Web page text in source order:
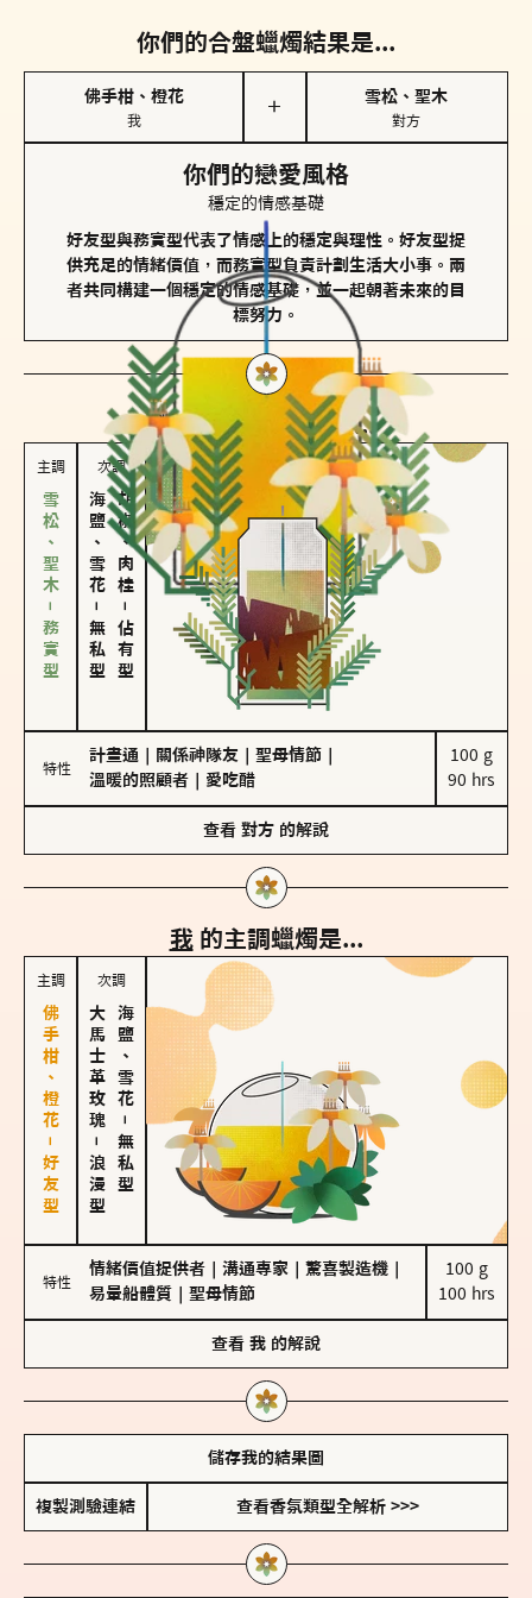
你們的合盤蠟燭結果是...
佛手柑、橙花
我
＋
雪松、聖木
對方
你們的戀愛風格
穩定的情感基礎
好友型與務實型代表了情感上的穩定與理性。好友型提
供充足的情緒價值，而務實型負責計劃生活大小事。兩
者共同構建一個穩定的情感基礎，並一起朝著未來的目
標努力。
對方的主調蠟燭是...
主調
雪松、聖木－務實型
次調
海鹽、雪花
－
無私型
胡椒、肉桂
－
佔有型
特性
計畫通 關係神隊友 聖母情節
溫暖的照顧者
愛吃醋
100 g
90 hrs
查看 對方 的解說
我 的主調蠟燭是...
主調
佛手柑、橙花－好友型
次調
大馬士革玫瑰
－
浪漫型
海鹽、雪花
－
無私型
特性
情緒價值提供者 溝通專家 驚喜製造機
易暈船體質
聖母情節
100 g
100 hrs
查看 我 的解說
儲存我的結果圖
複製測驗連結 查看香氛類型全解析 >>>